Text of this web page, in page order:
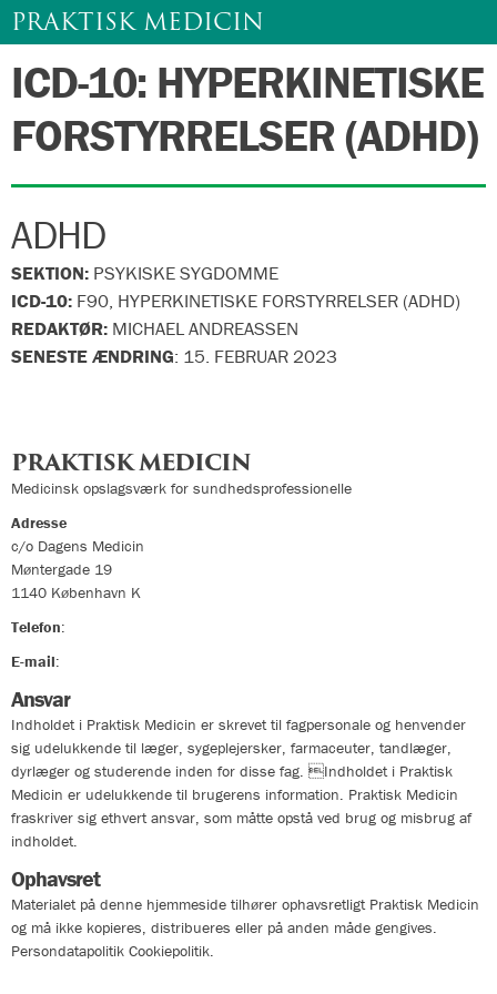
Gå
indhold
PRAKTISK MEDICIN
ICD-10: HYPERKINETISKE
FORSTYRRELSER (ADHD)
ADHD
SEKTION: PSYKISKE SYGDOMME
ICD-10: F90, HYPERKINETISKE FORSTYRRELSER (ADHD)
REDAKTØR: MICHAEL ANDREASSEN
SENESTE ÆNDRING: 15. FEBRUAR 2023
PRAKTISK MEDICIN
Medicinsk opslagsværk for sundhedsprofessionelle
Adresse
c/o Dagens Medicin
Møntergade 19
1140 København K
Telefon:
E-mail:
Ansvar
Indholdet i Praktisk Medicin er skrevet til fagpersonale og henvender
sig udelukkende til læger, sygeplejersker, farmaceuter, tandlæger,
dyrlæger og studerende inden for disse fag. Indholdet i Praktisk
Medicin er udelukkende til brugerens information. Praktisk Medicin
fraskriver sig ethvert ansvar, som måtte opstå ved brug og misbrug af
indholdet.
Ophavsret
Materialet på denne hjemmeside tilhører ophavsretligt Praktisk Medicin
og må ikke kopieres, distribueres eller på anden måde gengives.
Persondatapolitik Cookiepolitik.